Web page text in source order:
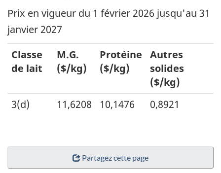
Prix en vigueur du 1 février 2026 jusqu'au 31
janvier 2027
Classe
de lait
M.G.
($/kg)
Protéine
($/kg)
Autres
solides
($/kg)
3(d)
11,6208 10,1476 0,8921
Partagez cette page